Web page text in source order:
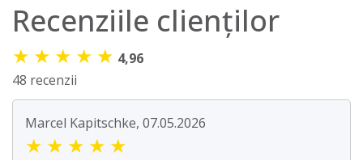
Recenziile clienților
★ ★ ★ ★ ★ 4,96
48 recenzii
Marcel Kapitschke, 07.05.2026
★ ★ ★ ★ ★